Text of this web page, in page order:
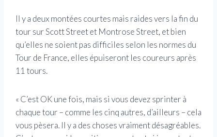
Il y a deux montées courtes mais raides vers la fin du
tour sur Scott Street et Montrose Street, et bien
qu’elles ne soient pas difficiles selon les normes du
Tour de France, elles épuiseront les coureurs après
11 tours.
« C’est OK une fois, mais si vous devez sprinter à
chaque tour – comme les cinq autres, d’ailleurs – cela
vous pèsera. Il y a des choses vraiment désagréables.